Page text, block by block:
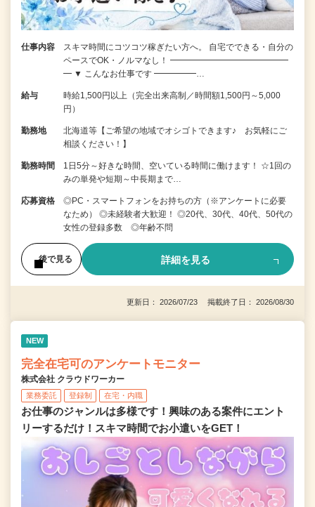
仕事内容
スキマ時間にコツコツ稼ぎたい方へ。 自宅でできる・自分の
ペースでOK・ノルマなし！ ━━━━━━━━━━━━━━
━ ▼ こんなお仕事です ━━━━━…
給与
時給1,500円以上（完全出来高制／時間額1,500円～5,000
円）
勤務地
北海道等【ご希望の地域でオシゴトできます♪ お気軽にご
相談ください！】
勤務時間
1日5分～好きな時間、空いている時間に働けます！ ☆1回の
みの単発や短期～中長期まで…
応募資格
◎PC・スマートフォンをお持ちの方（※アンケートに必要
なため） ◎未経験者大歓迎！ ◎20代、30代、40代、50代の
女性の登録多数 ◎年齢不問
後で見る 詳細を見る
更新日： 2026/07/23 掲載終了日： 2026/08/30
NEW
完全在宅可のアンケートモニター
株式会社 クラウドワーカー
業務委託 登録制 在宅・内職
お仕事のジャンルは多様です！興味のある案件にエント
リーするだけ！スキマ時間でお小遣いをGET！